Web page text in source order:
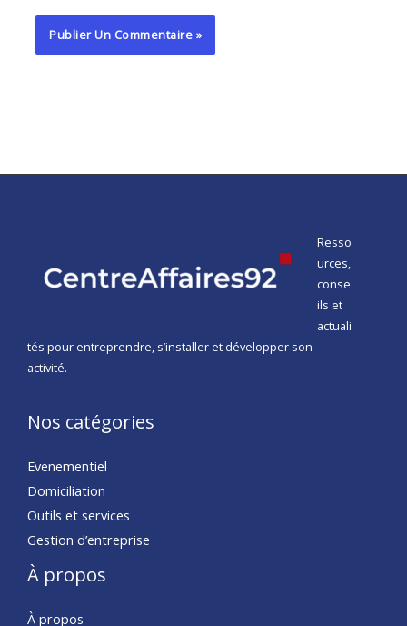
Resso
urces,
conse
ils et
actuali
tés pour entreprendre, s’installer et développer son
activité.
Nos catégories
Evenementiel
Domiciliation
Outils et services
Gestion d’entreprise
À propos
À propos